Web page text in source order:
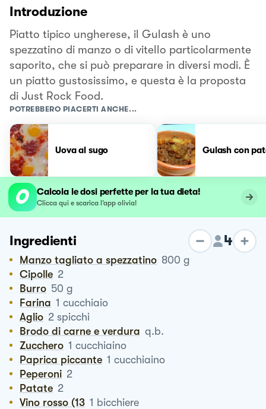
Introduzione
Piatto tipico ungherese, il Gulash è uno
spezzatino di manzo o di vitello particolarmente
saporito, che si può preparare in diversi modi. È
un piatto gustosissimo, e questa è la proposta
di Just Rock Food.
POTREBBERO PIACERTI ANCHE...
Uova al sugo Gulash con
Calcola le dosi perfette per la tua dieta!
Clicca qui e scarica l’app olivia!
Ingredienti 4
Manzo tagliato a spezzatino 800 g
Cipolle 2
Burro 50 g
Farina 1 cucchiaio
Aglio 2 spicchi
Brodo di carne e verdura q.b.
Zucchero 1 cucchiaino
Paprica piccante 1 cucchiaino
Peperoni 2
Patate 2
Vino rosso (13 1 bicchiere